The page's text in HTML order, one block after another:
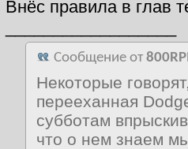
Внёс правила в глав
Сообщение от
Некоторые
перееханная
субботам
что о нем знаем